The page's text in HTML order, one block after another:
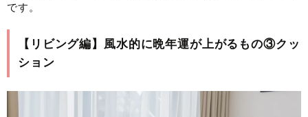
です。
【リビング編】風水的に晩年運が上がるもの③クッ
ション